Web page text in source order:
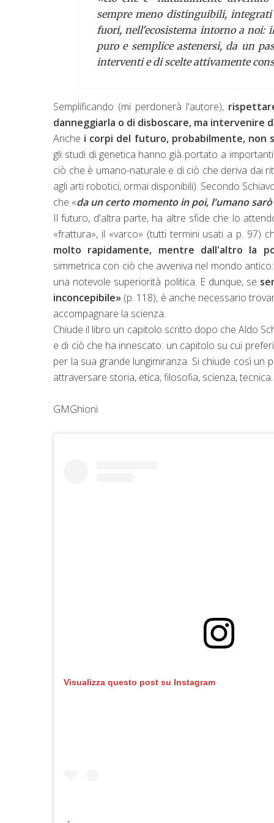
sempre meno distinguibili,
fuori, nell'ecosistema intorno a noi:
puro e semplice astenersi, da un
interventi e di scelte attivamente
Semplificando (mi perdonerà l'autore),
danneggiarla o di disboscare, ma intervenire
Anche i corpi del futuro, probabilmente, non
gli studi di genetica hanno già portato a
ciò che è umano-naturale e di ciò che deriva dai
agli arti robotici, ormai disponibili). Secondo
che «da un certo momento in poi, l'umano
Il futuro, d'altra parte, ha altre sfide che lo
«frattura», il «varco» (tutti termini usati a p. 97)
molto rapidamente, mentre dall'altro la
simmetrica con ciò che avveniva nel mondo
una notevole superiorità politica. E dunque, se
inconcepibile» (p. 118), è anche necessario
accompagnare la scienza.
Chiude il libro un capitolo scritto dopo che Aldo
e di ciò che ha innescato: un capitolo su cui
per la sua grande lungimiranza. Si chiude così
attraversare storia, etica, filosofia, scienza,
GMGhioni
Visualizza questo post su Instagram